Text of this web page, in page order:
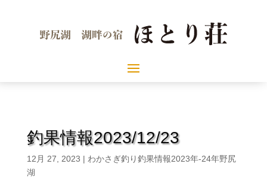
釣果情報2023/12/23
12月 27, 2023 | わかさぎ釣り釣果情報2023年-24年野尻
湖